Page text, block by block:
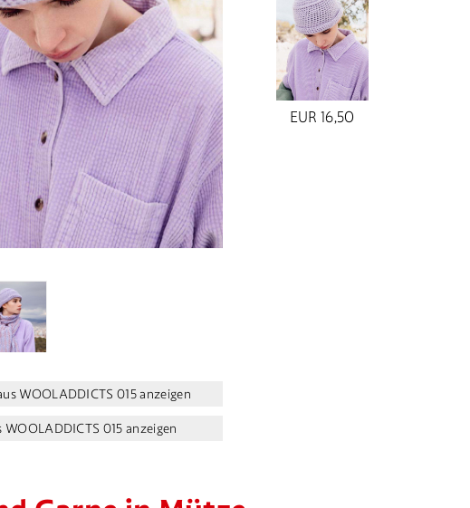
WOOLADDICTS 015 anzeigen
015 anzeigen
EUR 16,50